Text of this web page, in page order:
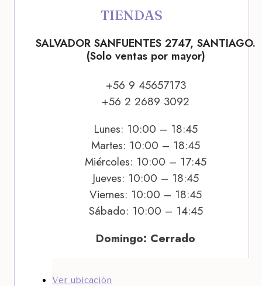
TIENDAS
SALVADOR SANFUENTES 2747, SANTIAGO.
(Solo ventas por mayor)
+56 9 45657173
+56 2 2689 3092
Lunes: 10:00 – 18:45
Martes: 10:00 – 18:45
Miércoles: 10:00 – 17:45
Jueves: 10:00 – 18:45
Viernes: 10:00 – 18:45
Sábado: 10:00 – 14:45
Domingo: Cerrado
Ver ubicación